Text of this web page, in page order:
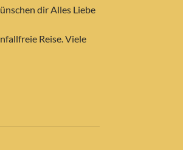
dir Alles Liebe
Reise. Viele